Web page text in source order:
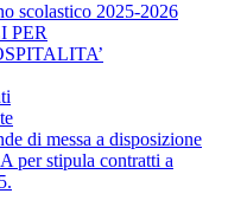
scolastico 2025-2026
PER
di messa a disposizione
per stipula contratti a